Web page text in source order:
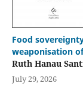
Food
weaponisation
Ruth Hanau
July 29, 2026